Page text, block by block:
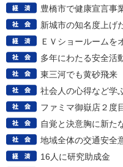
豊橋市で健康宣言事
新城市の知名度上げ
ＥＶショールームを
多年にわたる安全活
東三河でも黄砂飛来
社会人の心得など学
ファミマ御嶽店２度
自覚と決意胸に新た
地域全体の交通安全
16人に研究助成金